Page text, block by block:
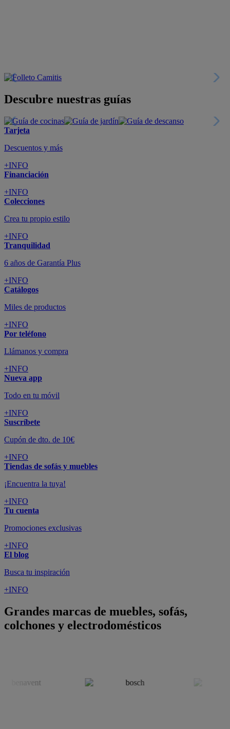
Descubre nuestras guías
Tarjeta
Descuentos y más
+INFO
Financiación
+INFO
Colecciones
Crea tu propio estilo
+INFO
Tranquilidad
6 años de Garantía Plus
+INFO
Catálogos
Miles de productos
+INFO
Por teléfono
Llámanos y compra
+INFO
Nueva app
Todo en tu móvil
+INFO
Suscríbete
Cupón de dto. de 10€
+INFO
Tiendas de sofás y muebles
¡Encuentra la tuya!
+INFO
Tu cuenta
Promociones exclusivas
+INFO
El blog
Busca tu inspiración
+INFO
Grandes marcas de muebles, sofás,
colchones y electrodomésticos